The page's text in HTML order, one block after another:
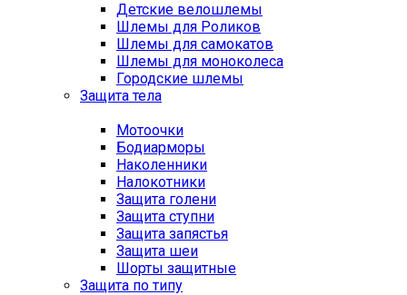
Детские велошлемы
Шлемы для Роликов
Шлемы для самокатов
Шлемы для моноколеса
Городские шлемы
Защита тела
Мотоочки
Бодиарморы
Наколенники
Налокотники
Защита голени
Защита ступни
Защита запястья
Защита шеи
Шорты защитные
Защита по типу